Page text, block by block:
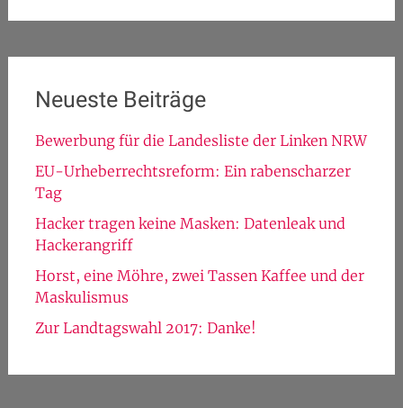
Neueste Beiträge
Bewerbung für die Landesliste der Linken NRW
EU-Urheberrechtsreform: Ein rabenscharzer
Tag
Hacker tragen keine Masken: Datenleak und
Hackerangriff
Horst, eine Möhre, zwei Tassen Kaffee und der
Maskulismus
Zur Landtagswahl 2017: Danke!